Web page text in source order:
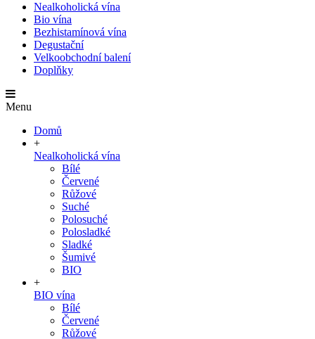
Nealkoholická vína
Bio vína
Bezhistamínová vína
Degustační
Velkoobchodní balení
Doplňky
Menu
Domů
+
Nealkoholická vína
Bílé
Červené
Růžové
Suché
Polosuché
Polosladké
Sladké
Šumivé
BIO
+
BIO vína
Bílé
Červené
Růžové